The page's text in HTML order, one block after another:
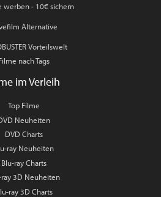
werben - 10€ sichern
Alternative
Vorteilswelt
nach Tags
im Verleih
Top Filme
Neuheiten
DVD Charts
ray Neuheiten
Blu-ray Charts
ray 3D Neuheiten
ray 3D Charts